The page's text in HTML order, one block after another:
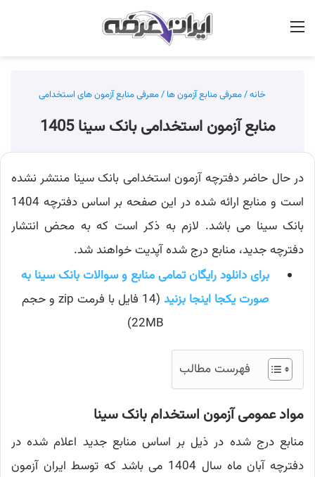
خانه/معرفی منابع آزمون ها /معرفی منابع آزمون های استخدامی
منابع آزمون استخدامی بانک سینا 1405
در حال حاضر دفترچه آزمون استخدامی بانک سینا منتشر نشده
است و منابع ارائه شده در این صفحه بر اساس دفترچه 1404
بانک سینا می باشد. لازم به ذکر است که به محض انتشار
دفترچه جدید، منابع درج شده آپدیت خواهند شد.
برای دانلود رایگان تمامی منابع و سوالات بانک سینا به
صورت یکجا اینجا بزنید
(14 فایل با فرمت zip و حجم
22MB)
فهرست مطالب
مواد عمومی آزمون استخدام بانک سینا
منابع درج شده در ذیل بر اساس منابع جدید اعلام شده در
دفترچه آبان ماه سال 1404 می باشد که توسط ایران آزمون